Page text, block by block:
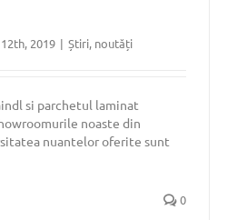
2019 | Știri, noutăți
si parchetul laminat
noaste din
nuantelor oferite sunt
0